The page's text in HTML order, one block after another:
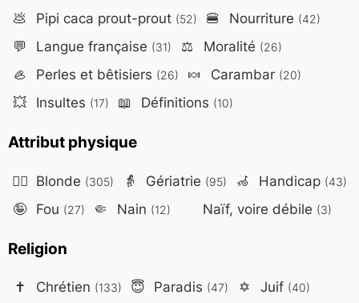
💩 Pipi caca prout-prout (52) 🍔 Nourriture (42)
💬 Langue française (31) ⚖️ Moralité (26)
🦪 Perles et bêtisiers (26) 🍬 Carambar (20)
💥 Insultes (17) 📖 Définitions (10)
Attribut physique
👱‍♀️ Blonde (305) 👵 Gériatrie (95) 🦽 Handicap (43)
🤪 Fou (27) 🤏 Nain (12) Naïf, voire débile (3)
Religion
✝️ Chrétien (133) 😇 Paradis (47) ✡️ Juif (40)